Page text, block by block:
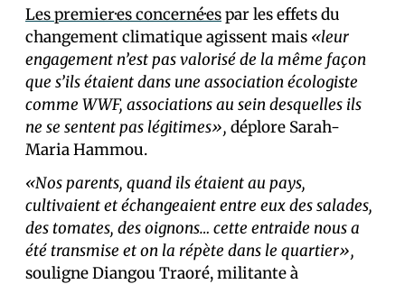
Les premier·es concerné·espar les effets du
changement climatique agissent mais «leur
engagement n’est pas valorisé de la même façon
que s’ils étaient dans une association écologiste
comme WWF, associations au sein desquelles ils
ne se sentent pas légitimes», déplore Sarah-
Maria Hammou.
«Nos parents, quand ils étaient au pays,
cultivaient et échangeaient entre eux des salades,
des tomates, des oignons… cette entraide nous a
été transmise et on la répète dans le quartier»,
souligne Diangou Traoré, militante à